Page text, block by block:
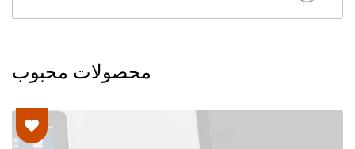
محصولات محبوب